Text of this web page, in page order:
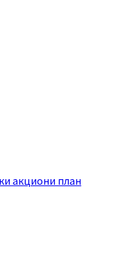
акциони план